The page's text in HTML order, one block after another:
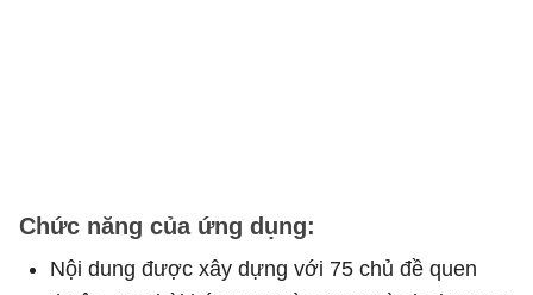
Chức năng của ứng dụng:
Nội dung được xây dựng với 75 chủ đề quen